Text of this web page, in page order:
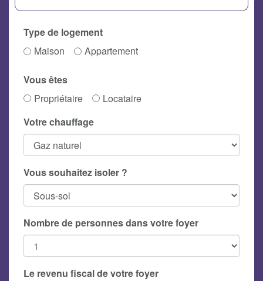
Type de logement
Maison
Appartement
Vous êtes
Propriétaire
Locataire
Votre chauffage
Vous souhaitez isoler ?
Nombre de personnes dans votre foyer
Le revenu fiscal de votre foyer